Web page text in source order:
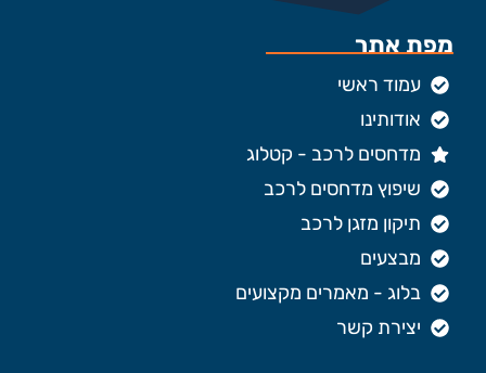
מפת אתר
עמוד ראשי
אודותינו
מדחסים לרכב - קטלוג
שיפוץ מדחסים לרכב
תיקון מזגן לרכב
מבצעים
בלוג - מאמרים מקצועים
יצירת קשר